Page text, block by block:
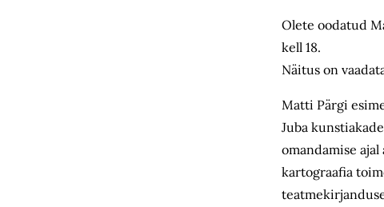
Olete oodatud
kell 18.
Näitus on
Matti Pärgi
Juba
omandamise
kartograafia